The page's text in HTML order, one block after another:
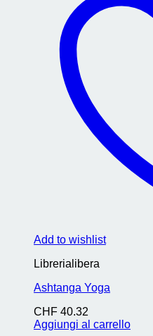
Add to wishlist
Librerialibera
Ashtanga Yoga
CHF 40.32
Aggiungi al carrello